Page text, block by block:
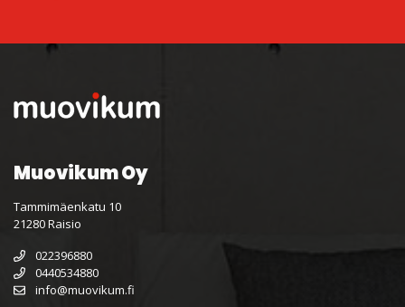
Muovikum Oy
Tammimäenkatu 10
21280 Raisio
022396880
0440534880
info@muovikum.fi